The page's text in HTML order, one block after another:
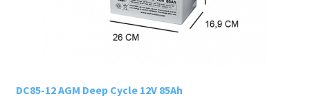
DC85-12 AGM Deep Cycle 12V 85Ah